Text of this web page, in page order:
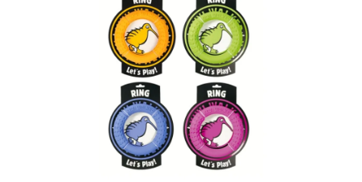
hviezdičiek.